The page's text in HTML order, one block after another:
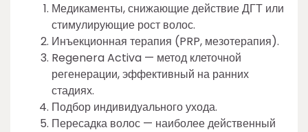
Медикаменты, снижающие действие ДГТ или
стимулирующие рост волос.
Инъекционная терапия (PRP, мезотерапия).
Regenera Activa — метод клеточной
регенерации, эффективный на ранних
стадиях.
Подбор индивидуального ухода.
Пересадка волос — наиболее действенный